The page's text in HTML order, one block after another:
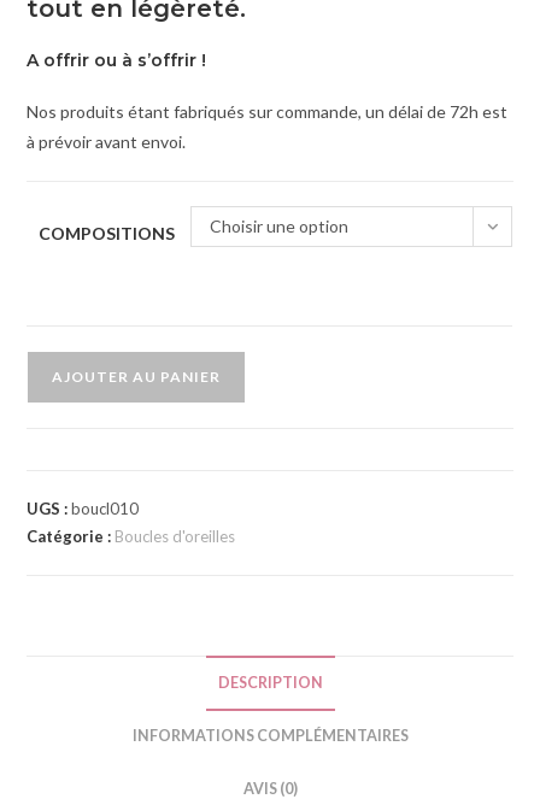
tout en légèreté.
A offrir ou à s’offrir !
Nos produits étant fabriqués sur commande, un délai de 72h est
à prévoir avant envoi.
COMPOSITIONS Choisir une option
AJOUTER AU PANIER
e
r
UGS :boucl010
Catégorie : Boucles d'oreilles
DESCRIPTION
INFORMATIONS COMPLÉMENTAIRES
AVIS (0)